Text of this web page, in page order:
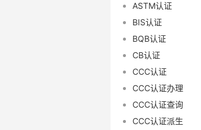
ASTM认证
BIS认证
BQB认证
CB认证
CCC认证
CCC认证办理
CCC认证查询
CCC认证派生